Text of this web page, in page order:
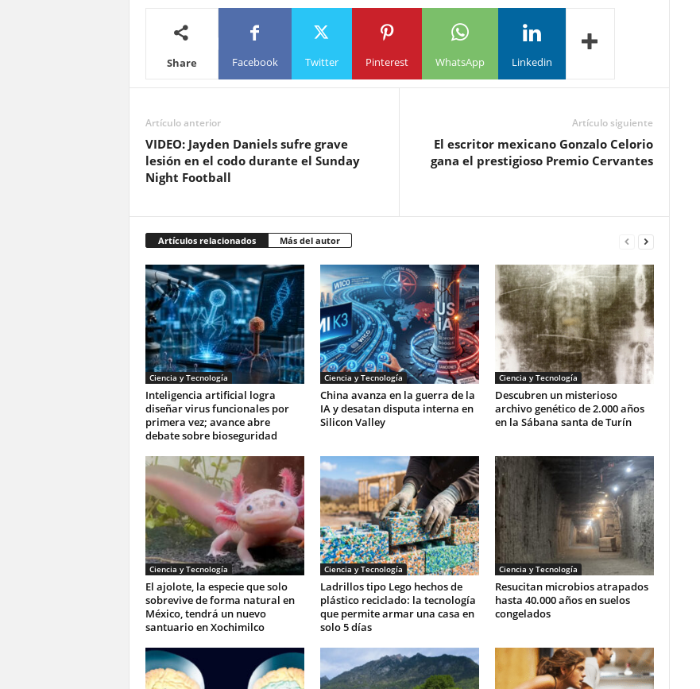
Share Facebook Twitter Pinterest WhatsApp Linkedin
Artículo anterior
VIDEO: Jayden Daniels sufre grave
lesión en el codo durante el Sunday
Night Football
Artículo siguiente
El escritor mexicano Gonzalo Celorio
gana el prestigioso Premio Cervantes
Artículos relacionados Más del autor
Ciencia y Tecnología
Inteligencia artificial logra
diseñar virus funcionales por
primera vez; avance abre
debate sobre bioseguridad
Ciencia y Tecnología
China avanza en la guerra de la
IA y desatan disputa interna en
Silicon Valley
Ciencia y Tecnología
Descubren un misterioso
archivo genético de 2.000 años
en la Sábana santa de Turín
Ciencia y Tecnología
El ajolote, la especie que solo
sobrevive de forma natural en
México, tendrá un nuevo
santuario en Xochimilco
Ciencia y Tecnología
Ladrillos tipo Lego hechos de
plástico reciclado: la tecnología
que permite armar una casa en
solo 5 días
Ciencia y Tecnología
Resucitan microbios atrapados
hasta 40.000 años en suelos
congelados